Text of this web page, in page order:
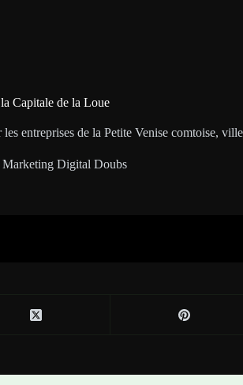
Capitale de la Loue
entreprises de la Petite Venise comtoise,
Marketing Digital Doubs